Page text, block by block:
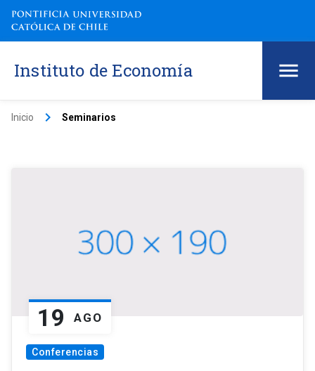
Instituto de Economía
Inicio keyboard_arrow_right Seminarios
19 AGO
Conferencias